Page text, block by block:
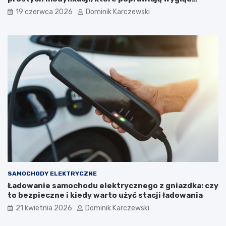
e
K
e
w
i
p
e
s
t
e
r
e
g
w
o
s
s
a
i
j
a
k
kokpitu i lewarka zmiany biegów
19 czerwca 2026 Dominik Karczewski
SAMOCHODY ELEKTRYCZNE
Ładowanie samochodu elektrycznego z gniazdka: czy
to bezpieczne i kiedy warto użyć stacji ładowania
21 kwietnia 2026 Dominik Karczewski